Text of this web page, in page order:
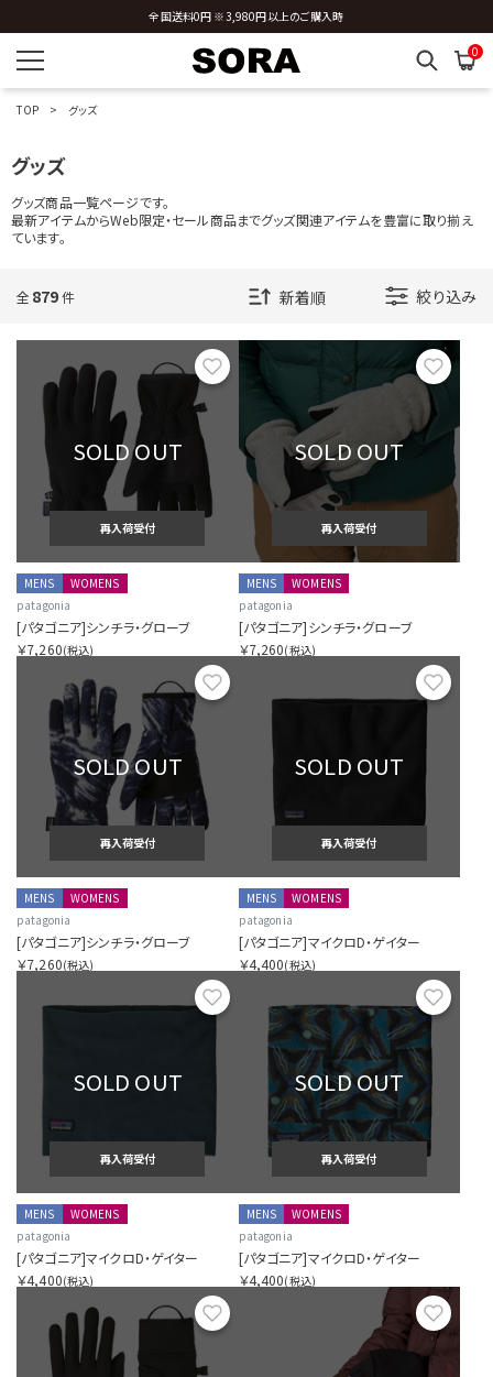
全国送料0円 ※3,980円以上のご購入時
新規会員登録 ※今ならすぐに使える500円分のクーポンプレゼント
0
TOP グッズ
グッズ
グッズ商品一覧ページです。
最新アイテムからWeb限定・セール商品までグッズ関連アイテムを豊富に取り揃え
ています。
全 879件 絞り込み
お気に入り
SOLD OUT
再入荷受付
MENS
WOMENS
patagonia
[パタゴニア]シンチラ・グローブ
￥7,260(税込)
お気
SOLD OUT
再入荷受付
MENS
WOMENS
patagonia
[パタゴニア]シンチラ・グローブ
￥7,260(税込)
お気に入り
SOLD OUT
再入荷受付
MENS
WOMENS
patagonia
[パタゴニア]シンチラ・グローブ
￥7,260(税込)
SOLD OUT
再入荷受付
MENS
WOMENS
patagonia
[パタゴニア]マイクロD・ゲイター
￥4,400(税込)
お気に入り
SOLD OUT
再入荷受付
MENS
WOMENS
patagonia
[パタゴニア]マイクロD・ゲイター
￥4,400(税込)
SOLD OUT
再入荷受付
MENS
WOMENS
patagonia
[パタゴニア]マイクロD・ゲイター
￥4,400(税込)
お気に入り